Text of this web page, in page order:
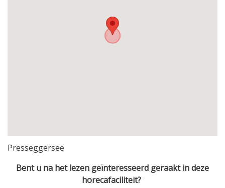
Presseggersee
Bent u na het lezen geïnteresseerd geraakt in deze
horecafaciliteit?